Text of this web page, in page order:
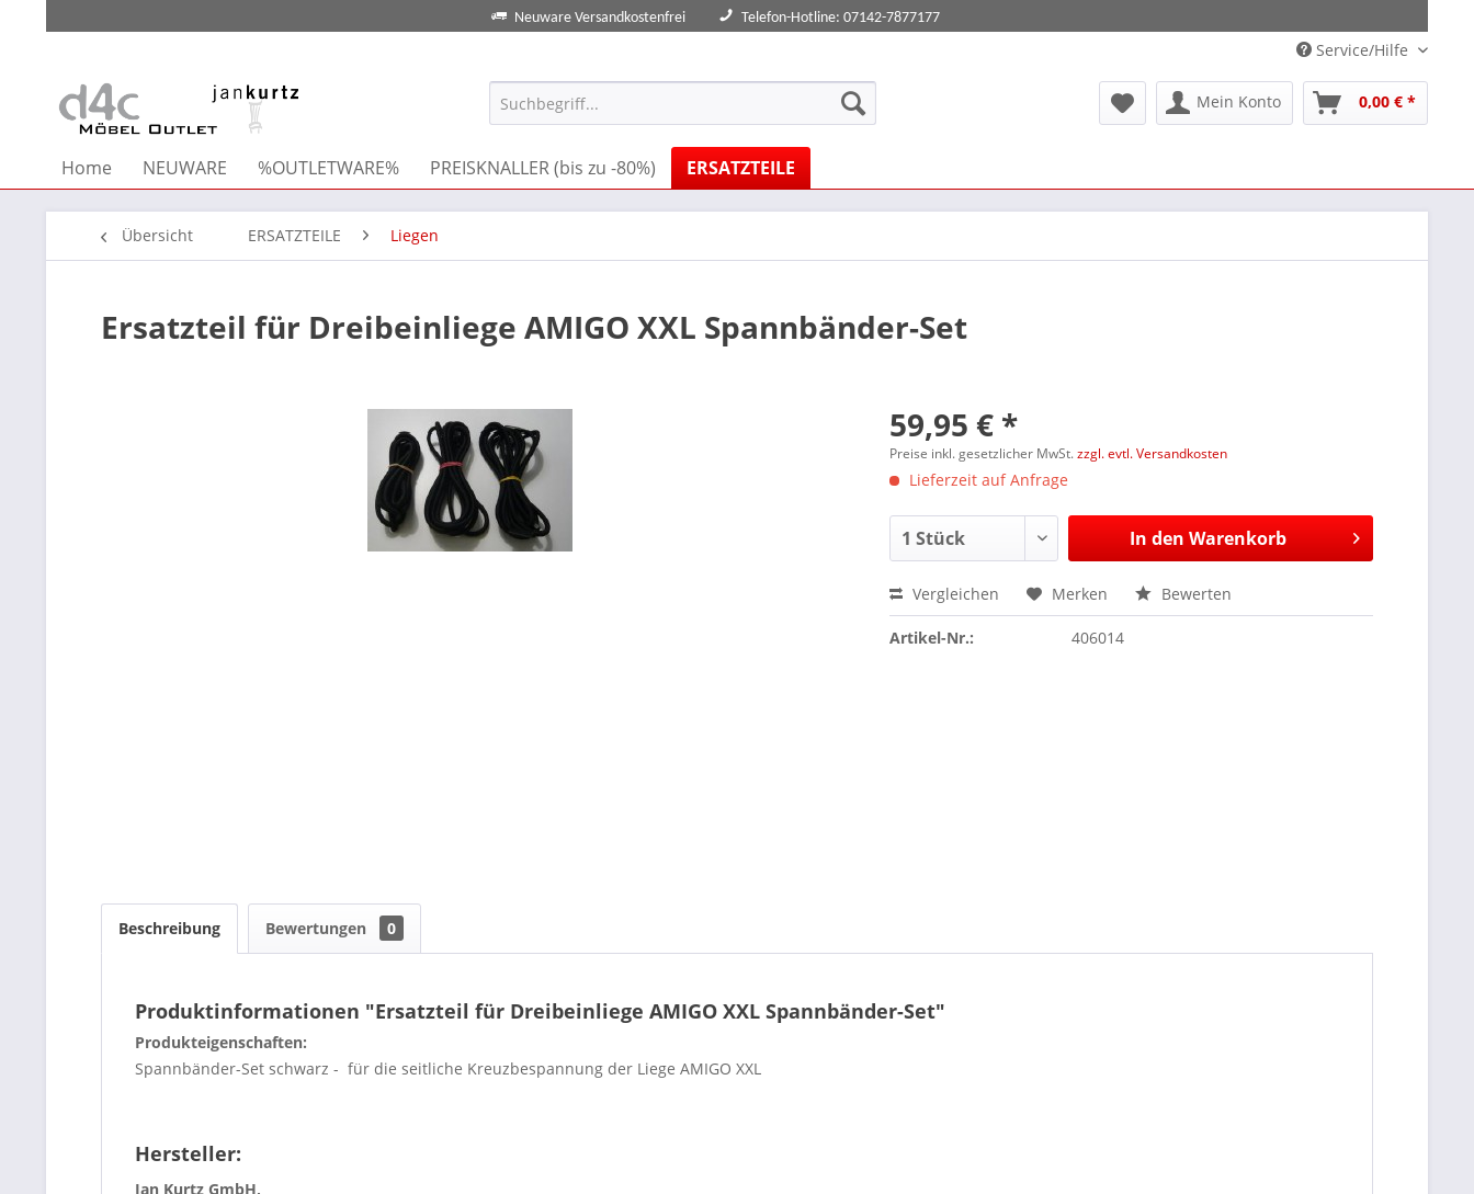
Neuware Versandkostenfrei Telefon-Hotline: 07142-7877177
Service/Hilfe
Mein Konto 0,00 € *
Home NEUWARE %OUTLETWARE% PREISKNALLER (bis zu -80%) ERSATZTEILE
Übersicht ERSATZTEILE Liegen
Ersatzteil für Dreibeinliege AMIGO XXL Spannbänder-Set
59,95 € *
Preise inkl. gesetzlicher MwSt.zzgl. evtl. Versandkosten
Lieferzeit auf Anfrage
In den Warenkorb
Vergleichen Merken Bewerten
Artikel-Nr.: 406014
Beschreibung Bewertungen 0
Produktinformationen "Ersatzteil für Dreibeinliege AMIGO XXL Spannbänder-Set"
Produkteigenschaften:
Spannbänder-Set schwarz - für die seitliche Kreuzbespannung der Liege AMIGO XXL
Hersteller:
Jan Kurtz GmbH,